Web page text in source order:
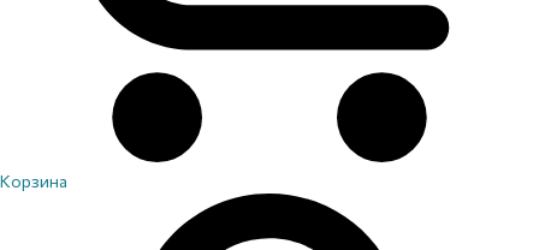
Корзина